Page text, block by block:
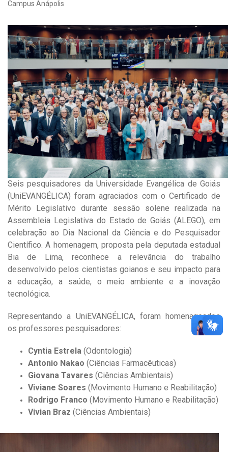
Campus Anápolis
Seis pesquisadores da Universidade Evangélica de Goiás
(UniEVANGÉLICA) foram agraciados com o Certificado de
Mérito Legislativo durante sessão solene realizada na
Assembleia Legislativa do Estado de Goiás (ALEGO), em
celebração ao Dia Nacional da Ciência e do Pesquisador
Científico. A homenagem, proposta pela deputada estadual
Bia de Lima, reconhece a relevância do trabalho
desenvolvido pelos cientistas goianos e seu impacto para
a educação, a saúde, o meio ambiente e a inovação
tecnológica.
Representando a UniEVANGÉLICA, foram homenageados
os professores pesquisadores:
Cyntia Estrela (Odontologia)
Antonio Nakao (Ciências Farmacêuticas)
Giovana Tavares (Ciências Ambientais)
Viviane Soares (Movimento Humano e Reabilitação)
Rodrigo Franco (Movimento Humano e Reabilitação)
Vivian Braz (Ciências Ambientais)